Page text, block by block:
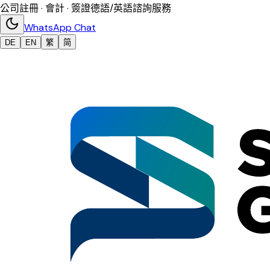
公司註冊 · 會計 · 簽證德語/英語諮詢服務
WhatsApp Chat
DE EN 繁 简